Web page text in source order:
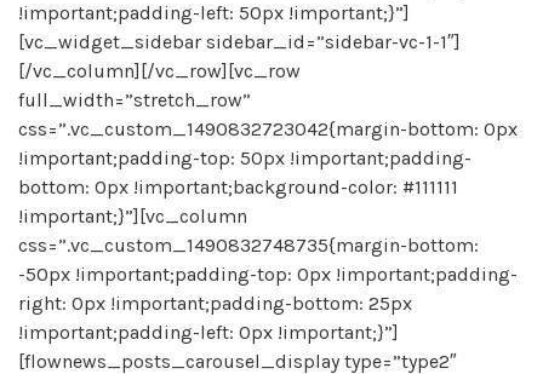
!important;padding-left: 50px !important;}”]
[vc_widget_sidebar sidebar_id=”sidebar-vc-1-1″]
[/vc_column][/vc_row][vc_row
full_width=”stretch_row”
css=”.vc_custom_1490832723042{margin-bottom: 0px
!important;padding-top: 50px !important;padding-
bottom: 0px !important;background-color: #111111
!important;}”][vc_column
css=”.vc_custom_1490832748735{margin-bottom:
-50px !important;padding-top: 0px !important;padding-
right: 0px !important;padding-bottom: 25px
!important;padding-left: 0px !important;}”]
[flownews_posts_carousel_display type=”type2″